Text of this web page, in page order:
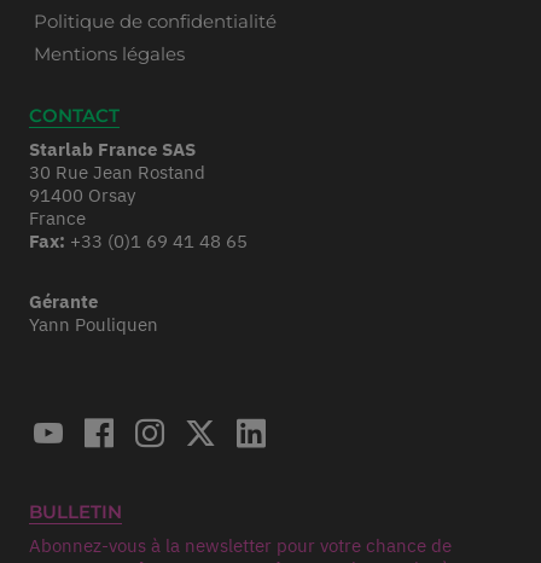
Politique de confidentialité
Mentions légales
CONTACT
Starlab France SAS
30 Rue Jean Rostand
91400 Orsay
France
Fax: +33 (0)1 69 41 48 65
Gérante
Yann Pouliquen
BULLETIN
Abonnez-vous à la newsletter pour votre chance de